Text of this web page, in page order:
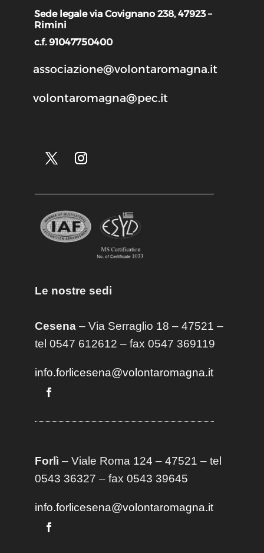
Sede legale via Covignano 238, 47923 –
Rimini
c.f. 91047750400
associazione@volontaromagna.it
volontaromagna@pec.it
Le nostre sedi
Cesena– Via Serraglio 18 – 47521 –
tel 0547 612612 – fax 0547 369119
info.forlicesena@volontaromagna.it
Forlì – Viale Roma 124 – 47521 – tel
0543 36327 – fax 0543 39645
info.forlicesena@volontaromagna.it